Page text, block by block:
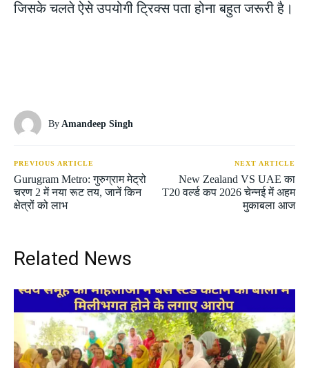
जिसके चलते ऐसे उपयोगी ट्रिक्स पता होना बहुत जरूरी है।
By Amandeep Singh
PREVIOUS ARTICLE
Gurugram Metro: गुरुग्राम मेट्रो
चरण 2 में नया रूट तय, जानें किन
क्षेत्रों को लाभ
NEXT ARTICLE
New Zealand VS UAE का
T20 वर्ल्ड कप 2026 चेन्नई में अहम
मुकाबला आज
Related News